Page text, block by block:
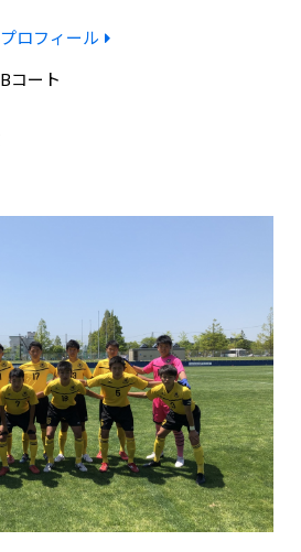
ロフィール
コート